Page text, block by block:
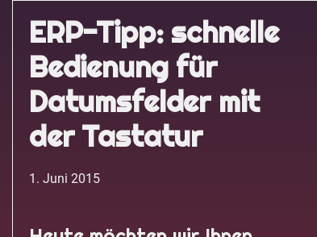
ERP-Tipp: schnelle
Bedienung für
Datumsfelder mit
der Tastatur
1. Juni 2015